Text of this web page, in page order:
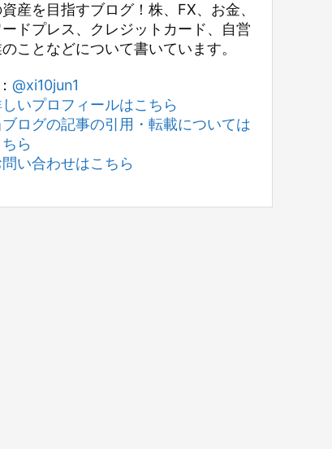
産を目指すブログ！株、FX、お金、
ードプレス、クレジットカード、自営
ことなどについて書いています。
@xi10jun1
いプロフィールはこちら
ブログの記事の引用・転載については
ら
い合わせはこちら